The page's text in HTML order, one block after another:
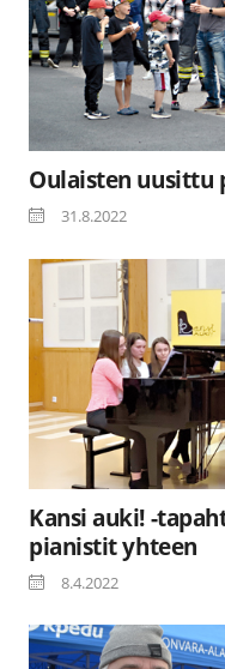
Oulaisten uusittu
31.8.2022
Kansi auki! -
pianistit yhteen
8.4.2022